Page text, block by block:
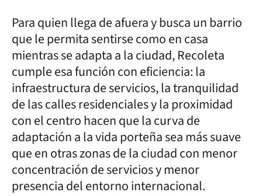
Para quien llega de afuera y busca un barrio
que le permita sentirse como en casa
mientras se adapta a la ciudad, Recoleta
cumple esa función con eficiencia: la
infraestructura de servicios, la tranquilidad
de las calles residenciales y la proximidad
con el centro hacen que la curva de
adaptación a la vida porteña sea más suave
que en otras zonas de la ciudad con menor
concentración de servicios y menor
presencia del entorno internacional.